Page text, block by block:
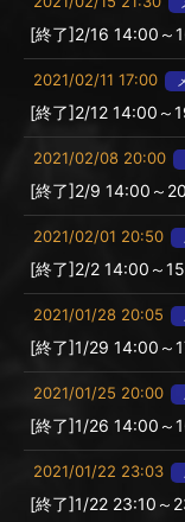
[終了]2/16 14:00～
2021/02/11 17:00
[終了]2/12 14:00～
2021/02/08 20:00
[終了]2/9 14:00～
2021/02/01 20:50
[終了]2/2 14:00～
2021/01/28 20:05
[終了]1/29 14:00～
2021/01/25 20:00
[終了]1/26 14:00～
2021/01/22 23:03
[終了]1/22 23:10～